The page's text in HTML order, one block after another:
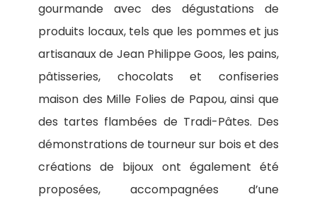
gourmande avec des dégustations de
produits locaux, tels que les pommes et jus
artisanaux de Jean Philippe Goos, les pains,
pâtisseries, chocolats et confiseries
maison des Mille Folies de Papou, ainsi que
des tartes flambées de Tradi-Pâtes. Des
démonstrations de tourneur sur bois et des
créations de bijoux ont également été
proposées, accompagnées d’une